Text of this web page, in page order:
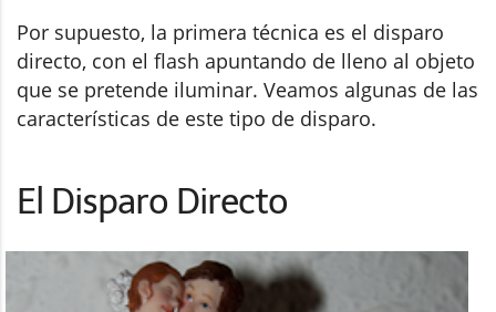
Por supuesto, la primera técnica es el disparo
directo, con el flash apuntando de lleno al objeto
que se pretende iluminar. Veamos algunas de las
características de este tipo de disparo.
El Disparo Directo